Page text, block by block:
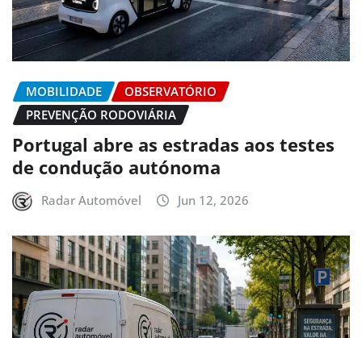
MOBILIDADE
OBSERVATÓRIO
PREVENÇÃO RODOVIÁRIA
Portugal abre as estradas aos testes
de condução autónoma
Radar Automóvel Jun 12, 2026